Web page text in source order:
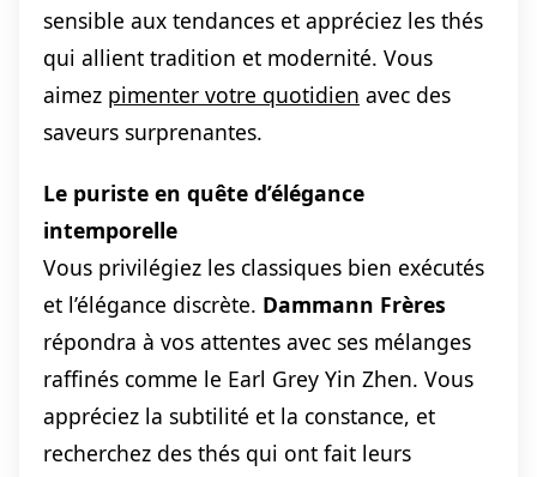
sensible aux tendances et appréciez les thés
qui allient tradition et modernité. Vous
aimez pimenter votre quotidien avec des
saveurs surprenantes.
Le puriste en quête d’élégance
intemporelle
Vous privilégiez les classiques bien exécutés
et l’élégance discrète. Dammann Frères
répondra à vos attentes avec ses mélanges
raffinés comme le Earl Grey Yin Zhen. Vous
appréciez la subtilité et la constance, et
recherchez des thés qui ont fait leurs